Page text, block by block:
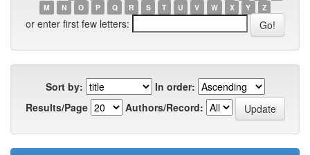
M
N O P Q R S T U V W X Y Z
or enter first few letters:
Sort by:
In order:
Results/Page
Authors/Record: